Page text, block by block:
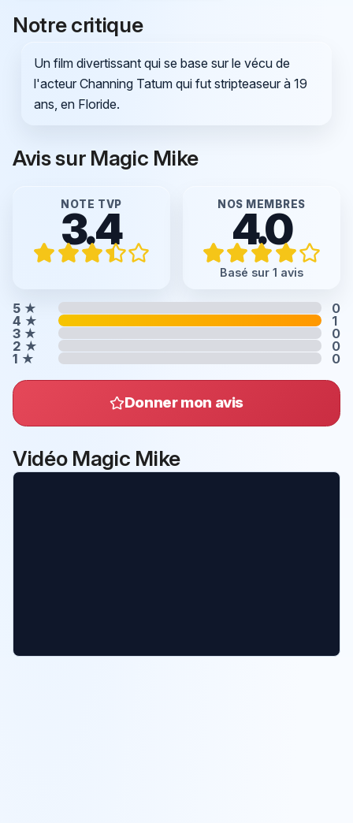
Notre critique
Un film divertissant qui se base sur le vécu de
l'acteur Channing Tatum qui fut stripteaseur à 19
ans, en Floride.
Avis sur Magic Mike
NOTE TVP
3.4 NOS MEMBRES
4.0
Basé sur 1 avis
5 ★
0
4 ★
1
3 ★
0
2 ★
0
1 ★ 0
Donner mon avis
Vidéo Magic Mike